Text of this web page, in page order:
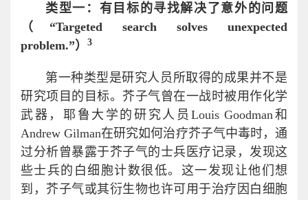
类型一： 有目标的寻找解决了意外的问题
（“Targeted search solves unexpected
problem.”）
3
第一种类型是研究人员所取得的成果并不是
研究项目的目标。芥子气曾在一战时被用作化学
武器，耶鲁大学的研究人员Louis Goodman和
Andrew Gilman在研究如何治疗芥子气中毒时，通
过分析曾暴露于芥子气的士兵医疗记录，发现这
些士兵的白细胞计数很低。这一发现让他们想
到，芥子气或其衍生物也许可用于治疗因白细胞